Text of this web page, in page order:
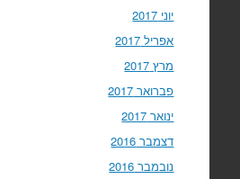
יוני 2017
אפריל 2017
מרץ 2017
פברואר 2017
ינואר 2017
דצמבר 2016
נובמבר 2016